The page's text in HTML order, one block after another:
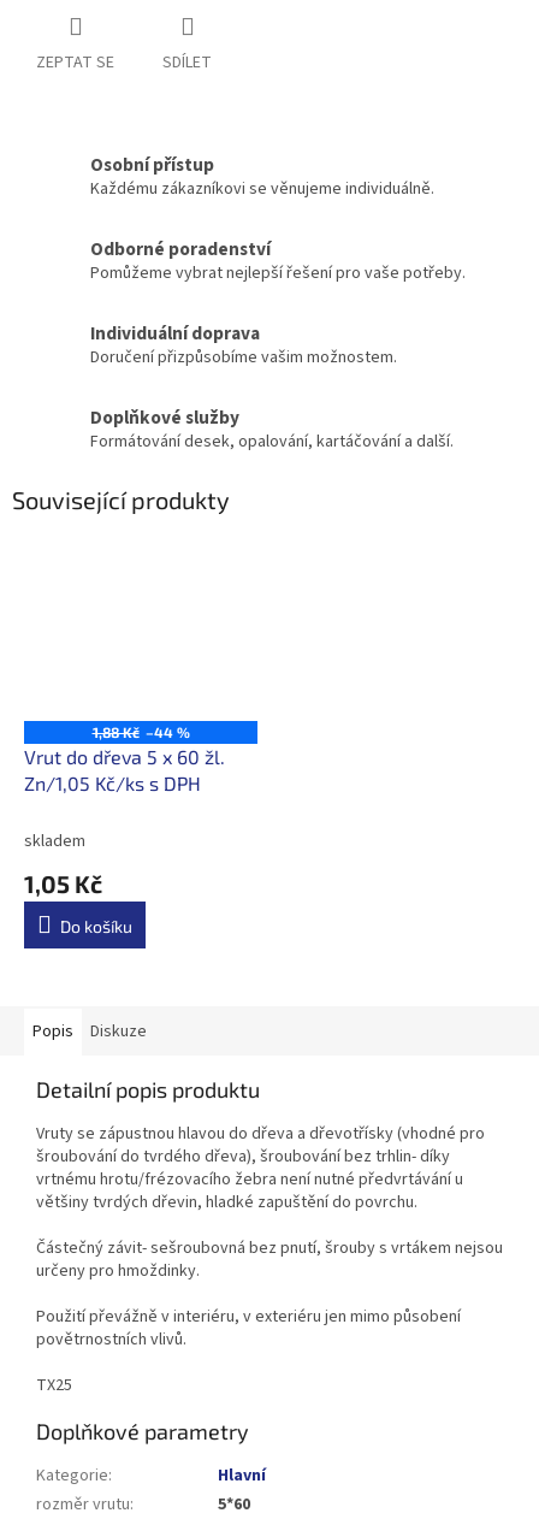
ZEPTAT SE SDÍLET
Osobní přístup
Každému zákazníkovi se věnujeme individuálně.
Odborné poradenství
Pomůžeme vybrat nejlepší řešení pro vaše potřeby.
Individuální doprava
Doručení přizpůsobíme vašim možnostem.
Doplňkové služby
Formátování desek, opalování, kartáčování a další.
Související produkty
1,88 Kč –44 %
Vrut do dřeva 5 x 60 žl.
Zn/1,05 Kč/ks s DPH
skladem
1,05 Kč
Do košíku
Popis Diskuze
Detailní popis produktu
Vruty se zápustnou hlavou do dřeva a dřevotřísky (vhodné pro
šroubování do tvrdého dřeva), šroubování bez trhlin- díky
vrtnému hrotu/frézovacího žebra není nutné předvrtávání u
většiny tvrdých dřevin, hladké zapuštění do povrchu.
Částečný závit- sešroubovná bez pnutí, šrouby s vrtákem nejsou
určeny pro hmoždinky.
Použití převážně v interiéru, v exteriéru jen mimo působení
povětrnostních vlivů.
TX25
Doplňkové parametry
Kategorie:
Hlavní
rozměr vrutu:
5*60